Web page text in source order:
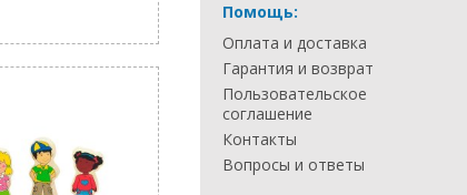
Помощь:
Оплата и доставка
Гарантия и возврат
Пользовательское
соглашение
Контакты
Вопросы и ответы